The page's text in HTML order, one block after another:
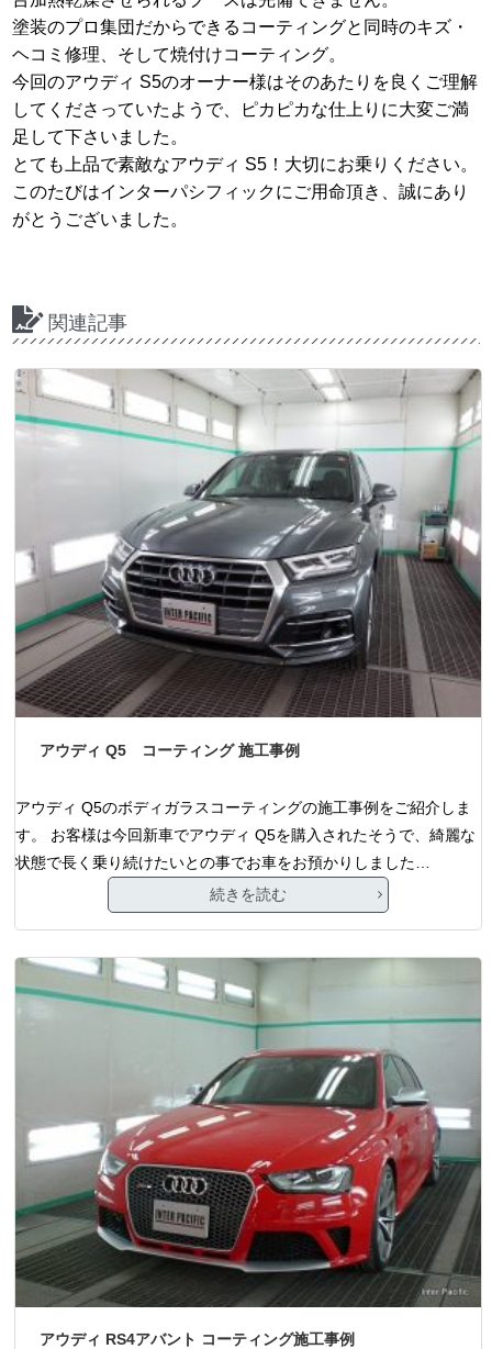
塗装のプロ集団だからできるコーティングと同時のキズ・
ヘコミ修理、そして焼付けコーティング。
今回のアウディ S5のオーナー様はそのあたりを良くご理解
してくださっていたようで、ピカピカな仕上りに大変ご満
足して下さいました。
とても上品で素敵なアウディ S5！大切にお乗りください。
このたびはインターパシフィックにご用命頂き、誠にあり
がとうございました。
関連記事
アウディ Q5 コーティング 施工事例
アウディ Q5のボディガラスコーティングの施工事例をご紹介しま
す。 お客様は今回新車でアウディ Q5を購入されたそうで、綺麗な
状態で長く乗り続けたいとの事でお車をお預かりしました…
続きを読む
アウディ RS4アバント コーティング施工事例